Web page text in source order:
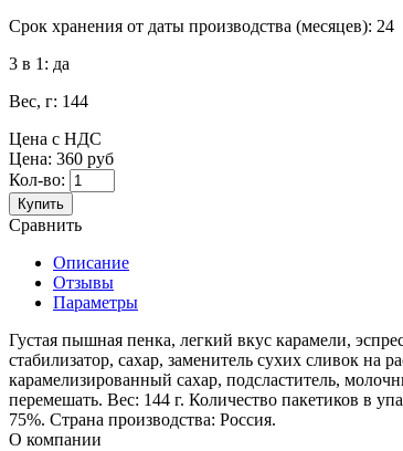
Срок хранения от даты производства (месяцев): 24
3 в 1: да
Вес, г: 144
Цена с НДС
Цена: 360 руб
Кол-во:
Купить
Сравнить
Описание
Отзывы
Параметры
Густая пышная пенка, легкий вкус карамели,
стабилизатор, сахар, заменитель сухих сливок
карамелизированный сахар, подсластитель,
перемешать. Вес: 144 г. Количество пакетиков в
75%. Страна производства: Россия.
О компании